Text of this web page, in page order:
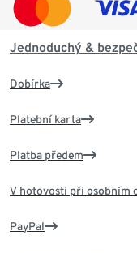
Jednoduchý &
Dobírka
Platební karta
Platba předem
V hotovosti při osobním
PayPal